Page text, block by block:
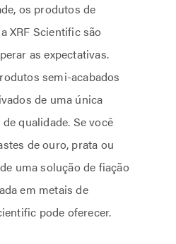
os produtos de
XRF Scientific são
as expectativas.
semi-acabados
de uma única
qualidade. Se você
de ouro, prata ou
uma solução de fiação
em metais de
pode oferecer.